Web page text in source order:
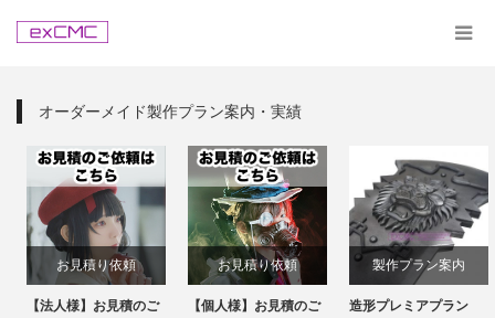
オーダーメイド製作プラン案内・実績
お見積り依頼
【法人様】お見積のご
お見積り依頼
【個人様】お見積のご
製作プラン案内
造形プレミアプラン